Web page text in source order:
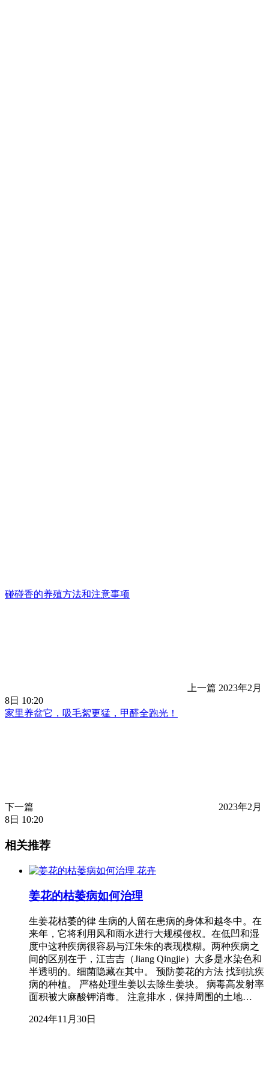
碰碰香的养殖方法和注意事项
上一篇 2023年2月
8日 10:20
家里养盆它，吸毛絮更猛，甲醛全跑光！
下一篇
2023年2月
8日 10:20
相关推荐
花卉
姜花的枯萎病如何治理
生姜花枯萎的律 生病的人留在患病的身体和越冬中。在
来年，它将利用风和雨水进行大规模侵权。在低凹和湿
度中这种疾病很容易与江朱朱的表现模糊。两种疾病之
间的区别在于，江吉吉（Jiang Qingjie）大多是水染色和
半透明的。细菌隐藏在其中。 预防姜花的方法 找到抗疾
病的种植。 严格处理生姜以去除生姜块。 病毒高发射率
面积被大麻酸钾消毒。 注意排水，保持周围的土地…
2024年11月30日